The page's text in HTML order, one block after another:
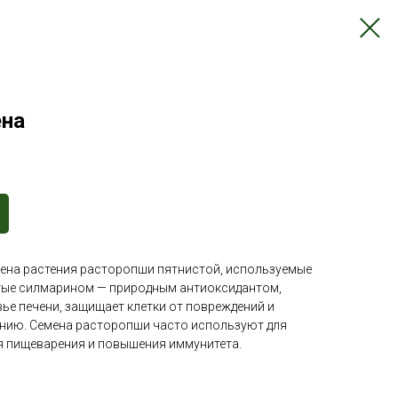
растения расторопши пятнистой, используемые
силмарином — природным антиоксидантом,
печени, защищает клетки от повреждений и
Семена расторопши часто используют для
пищеварения и повышения иммунитета.